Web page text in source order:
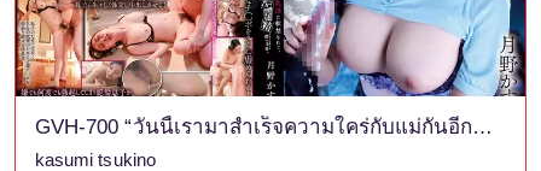
GVH-700 “วันนี้เรามาสำเร็จความใคร่กับแม่กันอีกครั้งเถอะ โอเค…?” ชีวิตประจำวันของฉันคือการถูกแม่หน้าอกใหญ่คุมขัง ผู้มีความรักฉันอย่างไม่ปกติ และยังคงครอบงำและหลั่งน้ำอสุจิจากอวัยวะเพศของฉัน ซึ่งแข็งตัวขึ้นอย่างเหลือเชื่อทุกวัน คาซึมิ สึกิโนะ
kasumi tsukino